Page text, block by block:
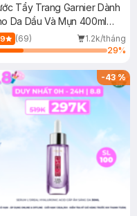
Tẩy Trang Garnier Dành
Da Dầu Và Mụn 400ml
(69)
1.2k/tháng
29%
-43%